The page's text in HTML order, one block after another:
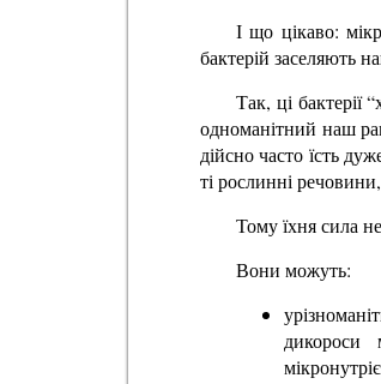
І що цікаво:
бактерій заселяють
Так, ці
одноманітний наш
дійсно часто їсть
ті рослинні
Тому їхня сила не
Вони можуть: